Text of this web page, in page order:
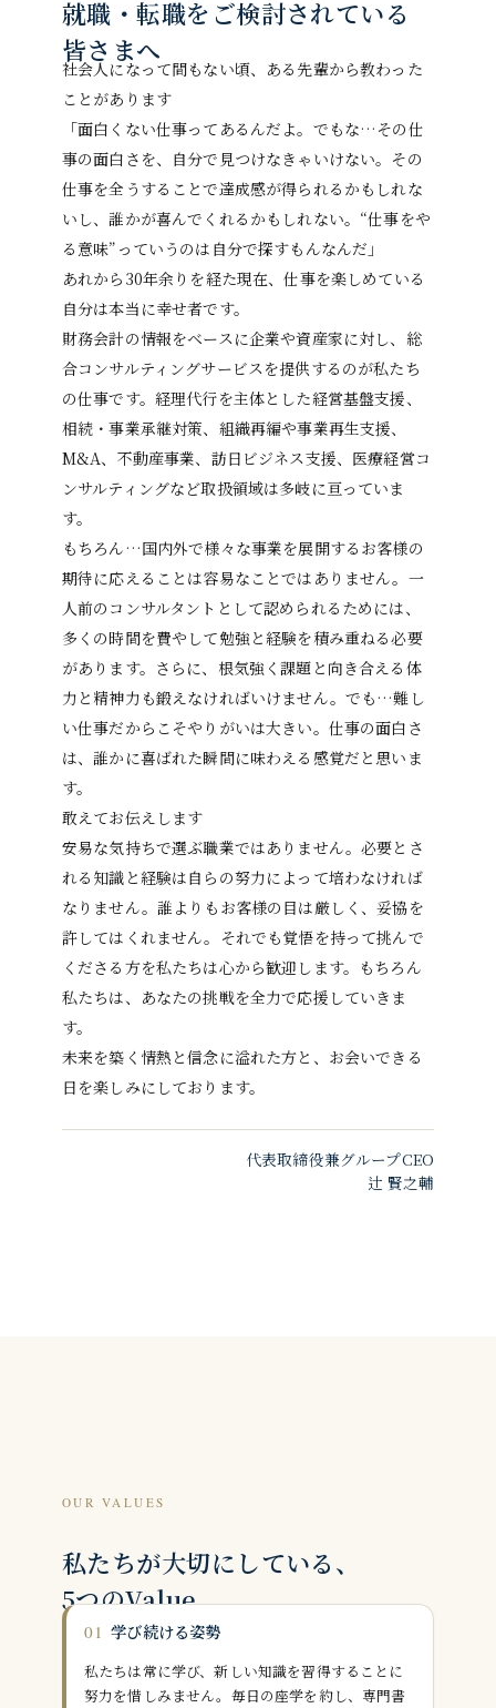
就職・転職をご検討されている
皆さまへ
社会人になって間もない頃、ある先輩から教わった
ことがあります――
「面白くない仕事ってあるんだよ。でもな…その仕
事の面白さを、自分で見つけなきゃいけない。その
仕事を全うすることで達成感が得られるかもしれな
いし、誰かが喜んでくれるかもしれない。“仕事をや
る意味”っていうのは自分で探すもんなんだ」
あれから30年余りを経た現在、仕事を楽しめている
自分は本当に幸せ者です。
財務会計の情報をベースに企業や資産家に対し、総
合コンサルティングサービスを提供するのが私たち
の仕事です。経理代行を主体とした経営基盤支援、
相続・事業承継対策、組織再編や事業再生支援、
M&A、不動産事業、訪日ビジネス支援、医療経営コ
ンサルティングなど取扱領域は多岐に亘っていま
す。
もちろん…国内外で様々な事業を展開するお客様の
期待に応えることは容易なことではありません。一
人前のコンサルタントとして認められるためには、
多くの時間を費やして勉強と経験を積み重ねる必要
があります。さらに、根気強く課題と向き合える体
力と精神力も鍛えなければいけません。でも…難し
い仕事だからこそやりがいは大きい。仕事の面白さ
は、誰かに喜ばれた瞬間に味わえる感覚だと思いま
す。
敢えてお伝えします――
安易な気持ちで選ぶ職業ではありません。必要とさ
れる知識と経験は自らの努力によって培わなければ
なりません。誰よりもお客様の目は厳しく、妥協を
許してはくれません。それでも覚悟を持って挑んで
くださる方を私たちは心から歓迎します。もちろん
私たちは、あなたの挑戦を全力で応援していきま
す。
未来を築く情熱と信念に溢れた方と、お会いできる
日を楽しみにしております。
代表取締役兼グループCEO
辻 賢之輔
OUR VALUES
私たちが大切にしている、
5つのValue
01 学び続ける姿勢
私たちは常に学び、新しい知識を習得することに
努力を惜しみません。毎日の座学を約し、専門書